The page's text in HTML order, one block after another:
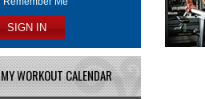
SIGN IN
MY WORKOUT CALENDAR